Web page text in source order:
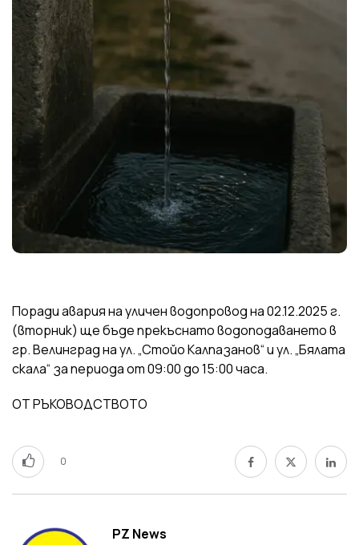
Поради авария на уличен водопровод на 02.12.2025 г.
(вторник) ще бъде прекъснато водоподаването в
гр. Велинград на ул. „Стойо Калпазанов“ и ул. „Бялата
скала“ за периода от 09:00 до 15:00 часа.
ОТ РЪКОВОДСТВОТО
0
PZ News